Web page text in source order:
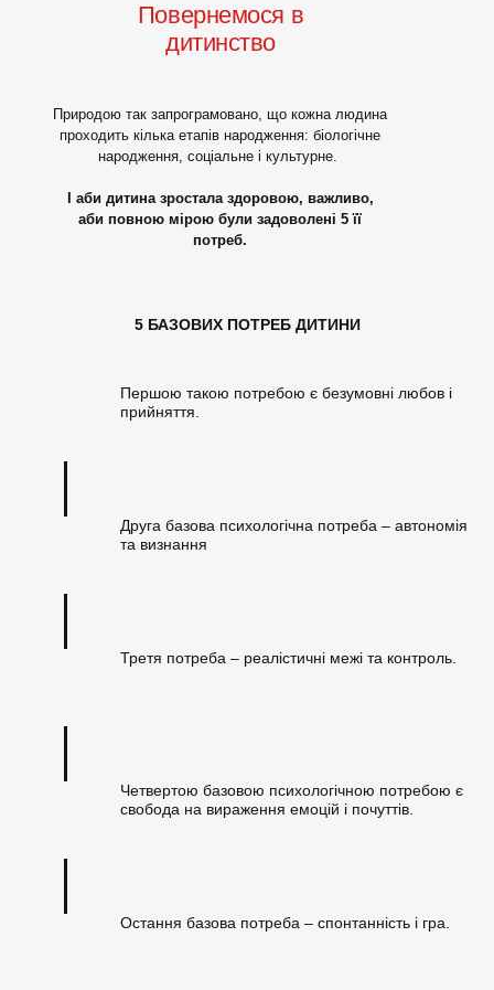
Повернемося в
дитинство
Природою так запрограмовано, що кожна людина
проходить кілька етапів народження: біологічне
народження, соціальне і культурне.
І аби дитина зростала здоровою, важливо,
аби повною мірою були задоволені 5 її
потреб.
5 БАЗОВИХ ПОТРЕБ ДИТИНИ
Першою такою потребою є безумовні любов і
прийняття.
Друга базова психологічна потреба – автономія
та визнання
Третя потреба – реалістичні межі та контроль.
Четвертою базовою психологічною потребою є
свобода на вираження емоцій і почуттів.
Остання базова потреба – спонтанність і гра.